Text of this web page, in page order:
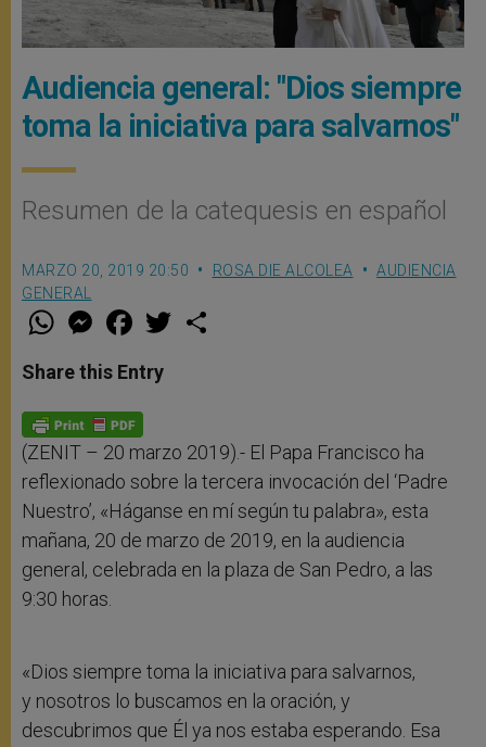
Audiencia general: "Dios siempre
toma la iniciativa para salvarnos"
Resumen de la catequesis en español
MARZO 20, 2019 20:50 ROSA DIE ALCOLEA
AUDIENCIA
GENERAL
W
t
s
p
p
M
e
s
e
g
e
F
a
e
b
o
k
w
Share this Entry
(ZENIT – 20 marzo 2019).- El Papa Francisco ha
reflexionado sobre la tercera invocación del ‘Padre
Nuestro’, «Háganse en mí según tu palabra», esta
mañana, 20 de marzo de 2019, en la audiencia
general, celebrada en la plaza de San Pedro, a las
9:30 horas.
«Dios siempre toma la iniciativa para salvarnos,
y nosotros lo buscamos en la oración, y
descubrimos que Él ya nos estaba esperando. Esa